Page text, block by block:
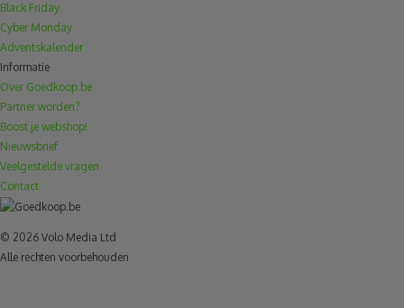
Black Friday
Cyber Monday
Adventskalender
Informatie
Over Goedkoop.be
Partner worden?
Boost je webshop!
Nieuwsbrief
Veelgestelde vragen
Contact
© 2026 Volo Media Ltd
Alle rechten voorbehouden